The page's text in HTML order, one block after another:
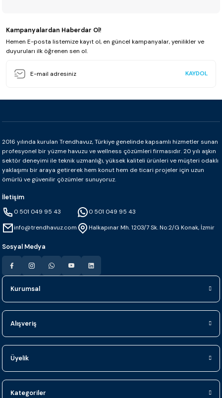
Kampanyalardan Haberdar Ol!
Hemen E-posta listemize kayıt ol, en güncel kampanyalar, yenilikler ve
duyuruları ilk öğrenen sen ol.
KAYDOL
2016 yılında kurulan Trendhavuz, Türkiye genelinde kapsamlı hizmetler sunan
profesyonel bir yüzme havuzu ve wellness çözümleri firmasıdır. 20 yılı aşkın
sektör deneyimi ile teknik uzmanlığı, yüksek kaliteli ürünleri ve müşteri odaklı
yaklaşımı bir araya getirerek hem konut hem de ticari projeler için uzun
ömürlü ve güvenilir çözümler sunuyoruz.
İletişim
0 501 049 95 43
info@trendhavuz.com
0 501 049 95 43
Halkapınar Mh. 1203/7 Sk. No:2/G Konak, İzmir
Sosyal Medya
Kurumsal
Alışveriş
Üyelik
Kategoriler